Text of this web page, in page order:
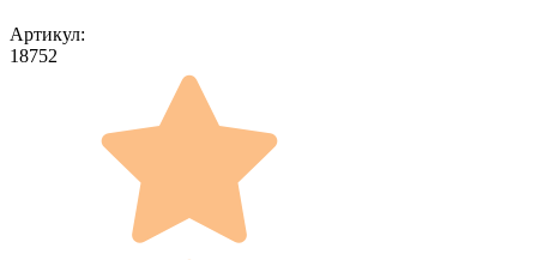
Артикул:
18752